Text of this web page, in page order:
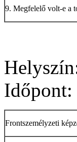
9. Megfelelő volt-e a
Időpont:
Frontszemélyzeti